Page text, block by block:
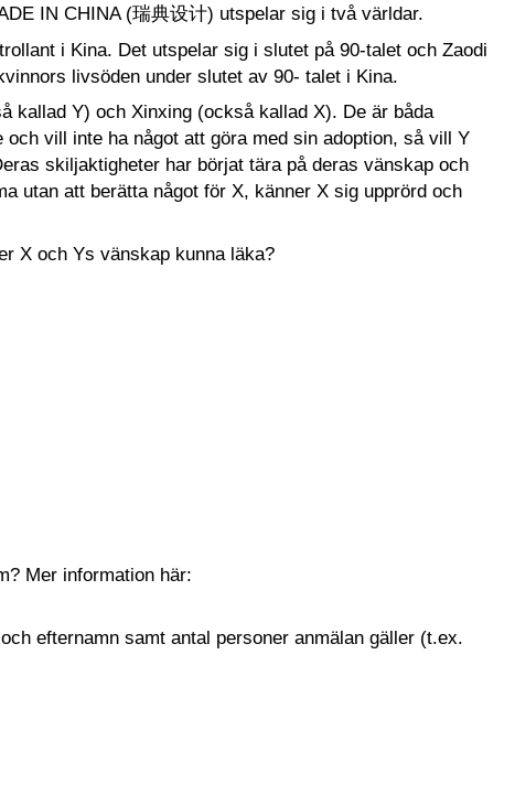
IN CHINA (瑞典设计) utspelar sig i två världar.
i Kina. Det utspelar sig i slutet på 90-talet och Zaodi
livsöden under slutet av 90- talet i Kina.
kallad Y) och Xinxing (också kallad X). De är båda
vill inte ha något att göra med sin adoption, så vill Y
skiljaktigheter har börjat tära på deras vänskap och
utan att berätta något för X, känner X sig upprörd och
X och Ys vänskap kunna läka?
Mer information här:
efternamn samt antal personer anmälan gäller (t.ex.